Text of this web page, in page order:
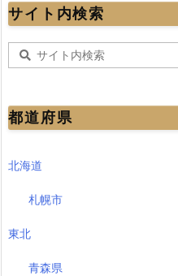
サイト内検索
都道府県
北海道
札幌市
東北
青森県